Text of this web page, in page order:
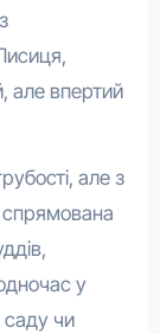
але впертий
але з
спрямована
у
саду чи